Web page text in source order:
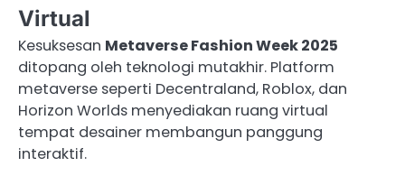
Virtual
Kesuksesan Metaverse Fashion Week 2025
ditopang oleh teknologi mutakhir. Platform
metaverse seperti Decentraland, Roblox, dan
Horizon Worlds menyediakan ruang virtual
tempat desainer membangun panggung
interaktif.